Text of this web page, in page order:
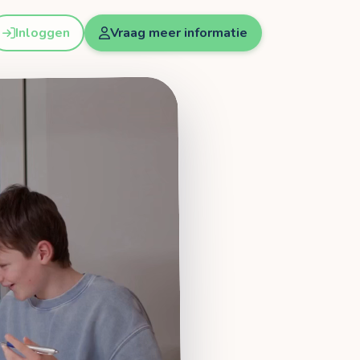
Inloggen Vraag meer informatie